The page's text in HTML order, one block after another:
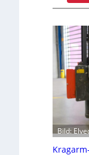
Bild: